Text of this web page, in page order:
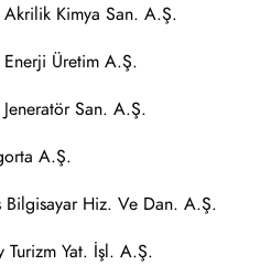
Akrilik Kimya San. A.Ş.
Enerji Üretim A.Ş.
San. A.Ş.
A.Ş.
Bilgisayar Hiz. Ve Dan. A.Ş.
Turizm Yat. İşl. A.Ş.